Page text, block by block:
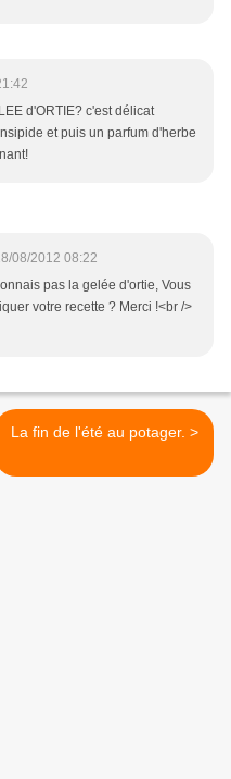
d'ORTIE? c'est délicat
et puis un parfum d'herbe
08/2012 08:22
pas la gelée d'ortie, Vous
votre recette ? Merci !<br />
La fin de l'été au potager. >